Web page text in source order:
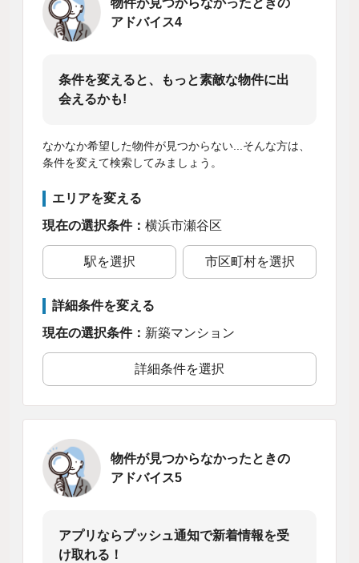
アドバイス4
条件を変えると、もっと素敵な物件に出
会えるかも!
なかなか希望した物件が見つからない...そんな方は、
条件を変えて検索してみましょう。
エリアを変える
現在の選択条件： 横浜市瀬谷区
駅を選択 市区町村を選択
詳細条件を変える
現在の選択条件： 新築マンション
詳細条件を選択
物件が見つからなかったときの
アドバイス5
アプリならプッシュ通知で新着情報を受
け取れる！